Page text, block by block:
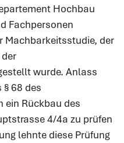
Hochbau
Fachpersonen
Machbarkeitsstudie, der
wurde. Anlass
68 des
ein Rückbau des
4/4a zu prüfen
lehnte diese Prüfung